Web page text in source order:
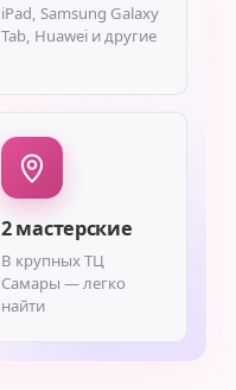
iPad, Samsung Galaxy
Tab, Huawei и другие
2 мастерские
В крупных ТЦ
Самары — легко
найти